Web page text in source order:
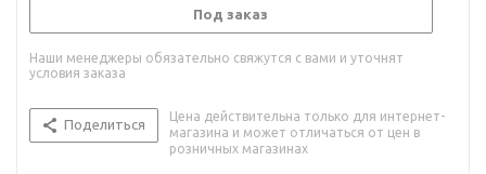
Под заказ
Наши менеджеры обязательно свяжутся с вами и уточнят
условия заказа
Поделиться
Цена действительна только для интернет-
магазина и может отличаться от цен в
розничных магазинах